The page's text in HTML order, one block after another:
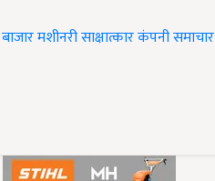
बाजारमशीनरीसाक्षात्कारकंपनी समाचार